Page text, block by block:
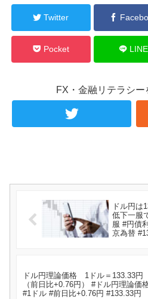
Twitter
Pocket LINE
FX・金融リテラシー
ドル円は
低下一服
服 #円債
京為替
ドル円理論価格 1ドル＝133.33円
（前日比+0.76円） #ドル円理論価
#1ドル #前日比+0.76円 #133.33円